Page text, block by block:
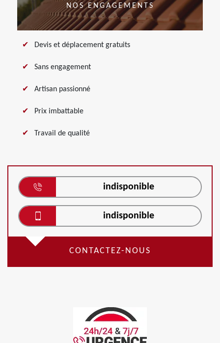
NOS ENGAGEMENTS
Devis et déplacement gratuits
Sans engagement
Artisan passionné
Prix imbattable
Travail de qualité
indisponible
indisponible
CONTACTEZ-NOUS